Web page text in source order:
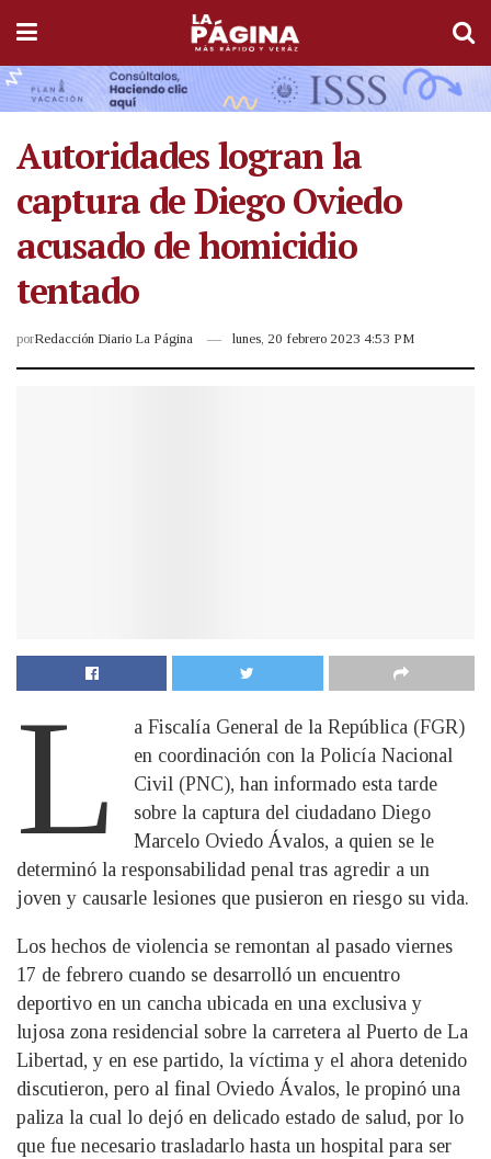
Autoridades logran la
captura de Diego Oviedo
acusado de homicidio
tentado
porRedacción Diario La Página lunes, 20 febrero 2023 4:53 PM
L
a Fiscalía General de la República (FGR)
en coordinación con la Policía Nacional
Civil (PNC), han informado esta tarde
sobre la captura del ciudadano Diego
Marcelo Oviedo Ávalos, a quien se le
determinó la responsabilidad penal tras agredir a un
joven y causarle lesiones que pusieron en riesgo su vida.
Los hechos de violencia se remontan al pasado viernes
17 de febrero cuando se desarrolló un encuentro
deportivo en un cancha ubicada en una exclusiva y
lujosa zona residencial sobre la carretera al Puerto de La
Libertad, y en ese partido, la víctima y el ahora detenido
discutieron, pero al final Oviedo Ávalos, le propinó una
paliza la cual lo dejó en delicado estado de salud, por lo
que fue necesario trasladarlo hasta un hospital para ser